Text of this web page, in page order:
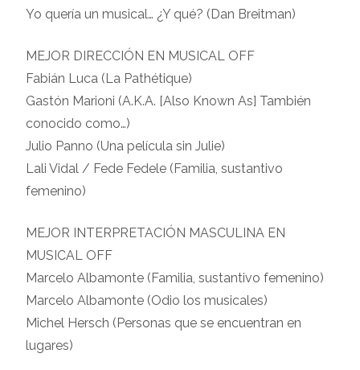
Yo quería un musical… ¿Y qué? (Dan Breitman)
MEJOR DIRECCIÓN EN MUSICAL OFF
Fabián Luca (La Pathétique)
Gastón Marioni (A.K.A. [Also Known As] También
conocido como…)
Julio Panno (Una película sin Julie)
Lali Vidal / Fede Fedele (Familia, sustantivo
femenino)
MEJOR INTERPRETACIÓN MASCULINA EN
MUSICAL OFF
Marcelo Albamonte (Familia, sustantivo femenino)
Marcelo Albamonte (Odio los musicales)
Michel Hersch (Personas que se encuentran en
lugares)